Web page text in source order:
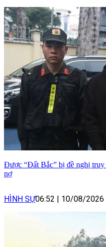
Được “Đất Bắc” bị đề nghị
nợ
HÌNH SỰ06:52 10/08/2026